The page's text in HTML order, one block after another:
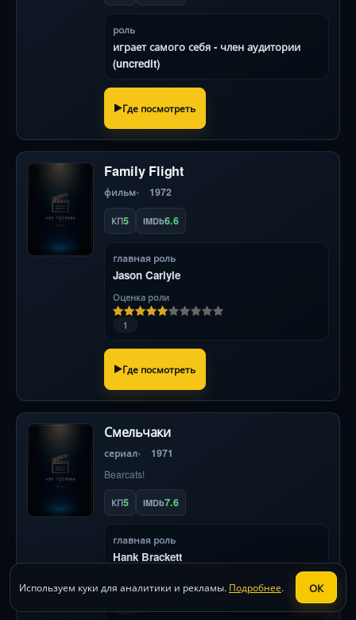
роль
играет самого себя - член аудитории
(uncredit)
Где посмотреть
Family Flight
фильм 1972
КП5 IMDb6.6
главная роль
Jason Carlyle
Оценка роли
1
Где посмотреть
Смельчаки
сериал 1971
Bearcats!
КП5 IMDb7.6
главная роль
Hank Brackett
Используем куки для аналитики и рекламы. Подробнее. ОК